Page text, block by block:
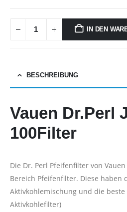
IN DEN
BESCHREIBUNG
Vauen Dr.Perl
100Filter
Die Dr. Perl Pfeifenfilter von
Bereich Pfeifenfilter. Diese haben
Aktivkohlemischung und die
Aktivkohlefilter)